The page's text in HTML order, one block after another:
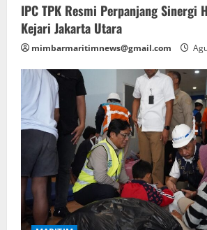
IPC TPK Resmi Perpanjang Sinergi
Kejari Jakarta Utara
mimbarmaritimnews@gmail.com